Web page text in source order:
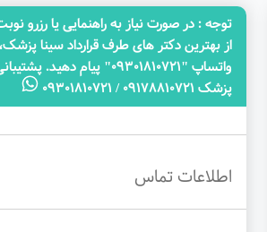
توجه‌ : در صورت نیاز به راهنمایی یا رزرو
از بهترین دکتر های طرف قرارداد سینا
واتساپ "09301810721" پیام دهید.
پزشک 09178810721 / 09301810721
اطلاعات تماس